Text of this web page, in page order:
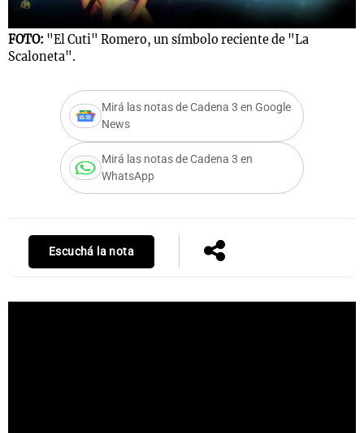
FOTO: "El Cuti" Romero, un símbolo reciente de "La
Scaloneta".
Mirá las notas de Cadena 3 en Google
News
Mirá las notas de Cadena 3 en
WhatsApp
Escuchá la nota
Mundial 2026
Notas
Cadena 3